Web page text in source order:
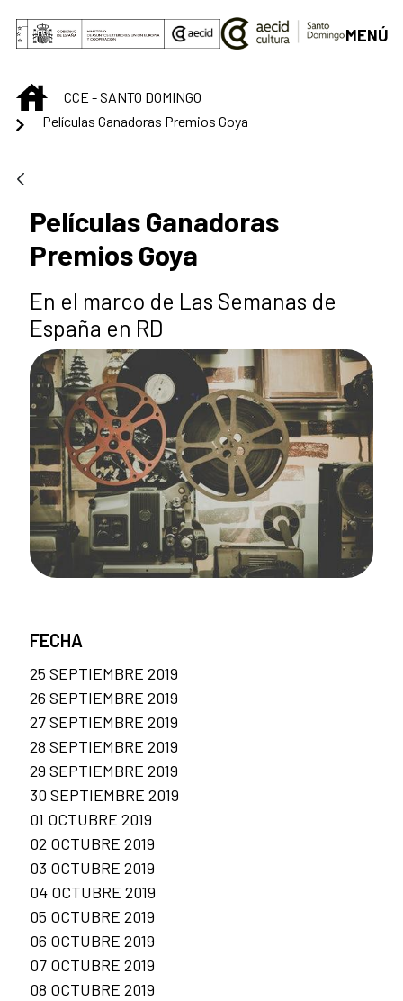
Saltar al contenido principal
MENÚ
INICIOCCE - SANTO DOMINGO
Películas Ganadoras Premios Goya
Películas Ganadoras
Premios Goya
En el marco de Las Semanas de
España en RD
FECHA
25 SEPTIEMBRE 2019
26 SEPTIEMBRE 2019
27 SEPTIEMBRE 2019
28 SEPTIEMBRE 2019
29 SEPTIEMBRE 2019
30 SEPTIEMBRE 2019
01 OCTUBRE 2019
02 OCTUBRE 2019
03 OCTUBRE 2019
04 OCTUBRE 2019
05 OCTUBRE 2019
06 OCTUBRE 2019
07 OCTUBRE 2019
08 OCTUBRE 2019